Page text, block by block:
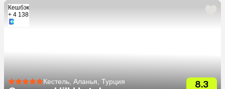
Кешбэк
+ 4 138
Кестель, Аланья, Турция 8.3